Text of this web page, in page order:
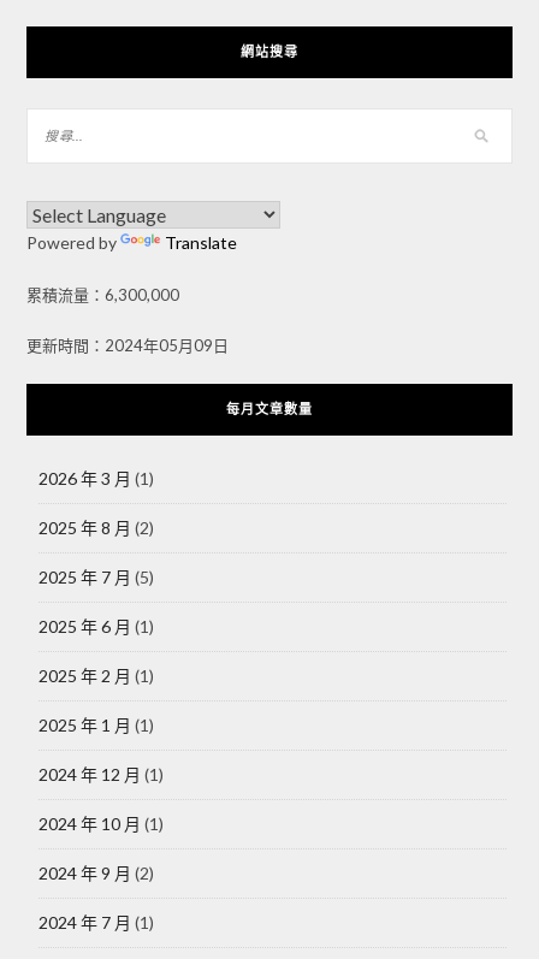
網站搜尋
Powered by Translate
累積流量：6,300,000
更新時間：2024年05月09日
每月文章數量
2026 年 3 月 (1)
2025 年 8 月 (2)
2025 年 7 月 (5)
2025 年 6 月 (1)
2025 年 2 月 (1)
2025 年 1 月 (1)
2024 年 12 月 (1)
2024 年 10 月 (1)
2024 年 9 月 (2)
2024 年 7 月 (1)